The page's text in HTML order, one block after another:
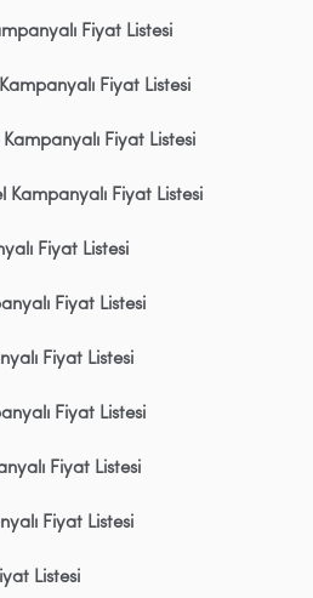
Fiyat Listesi
Fiyat Listesi
Fiyat Listesi
Fiyat Listesi
Fiyat Listesi
Fiyat Listesi
Fiyat Listesi
Fiyat Listesi
Fiyat Listesi
Fiyat Listesi
Listesi